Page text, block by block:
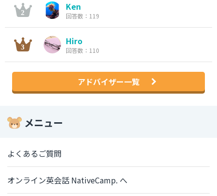
Ken
回答数：119
Hiro
回答数：110
アドバイザー一覧
メニュー
よくあるご質問
オンライン英会話 NativeCamp. へ